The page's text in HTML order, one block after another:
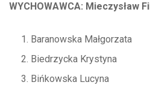
WYCHOWAWCA: Mieczysław
Baranowska Małgorzata
Biedrzycka Krystyna
Bińkowska Lucyna